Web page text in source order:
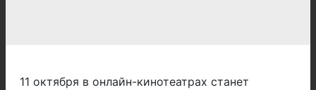
11 октября в онлайн-кинотеатрах станет